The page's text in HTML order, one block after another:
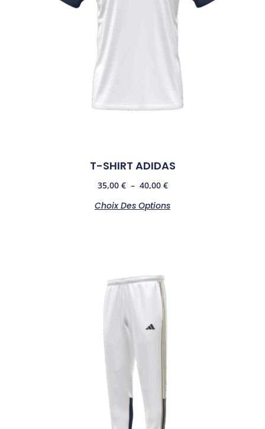
T-SHIRT ADIDAS
35,00 € – 40,00 €
Choix Des Options